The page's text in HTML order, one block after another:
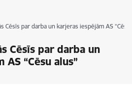
Cēsīs par darba un karjeras iespējām AS “Cēsu
Cēsīs par darba un
“Cēsu alus”